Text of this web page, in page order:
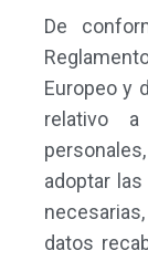
De
Europeo y
relativo
adoptar
datos